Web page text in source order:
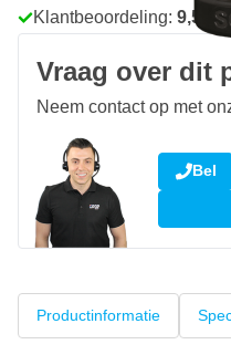
Klantbeoordeling: 9,5/10
Vraag over dit
Neem contact op met
Bel
Productinformatie